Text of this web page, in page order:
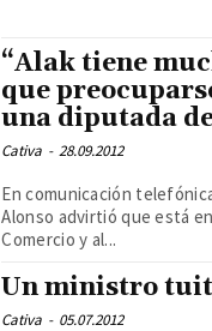
“Alak tiene
que
una diputada
Cativa - 28.09.2012
En comunicación
Alonso advirtió que está
Comercio y al...
Un ministro
Cativa - 05.07.2012